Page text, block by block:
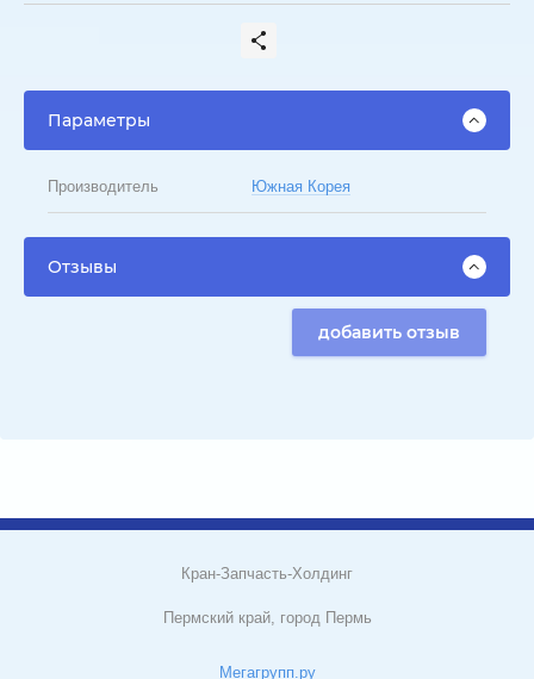
Параметры
Производитель Южная Корея
Отзывы
добавить отзыв
Кран-Запчасть-Холдинг
Пермский край, город Пермь
Мегагрупп.ру